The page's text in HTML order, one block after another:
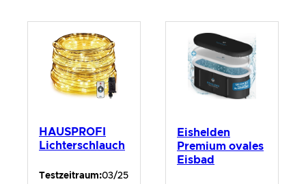
HAUSPROFI
Lichterschlauch
Testzeitraum:03/25
Eishelden
Premium ovales
Eisbad